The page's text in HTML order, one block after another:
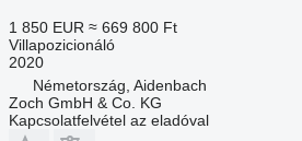
1 850 EUR ≈ 669 800 Ft
Villapozicionáló
2020
Németország, Aidenbach
Zoch GmbH & Co. KG
Kapcsolatfelvétel az eladóval